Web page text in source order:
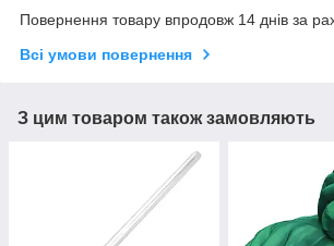
Повернення товару впродовж 14 днів за
Всі умови повернення
З цим товаром також замовляють